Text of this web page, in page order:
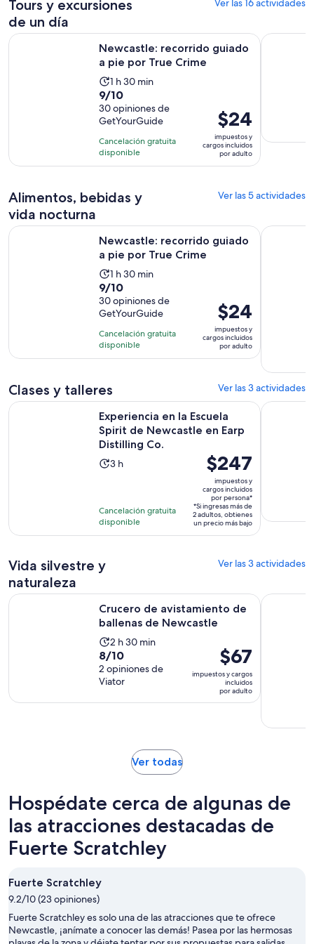
Tours y excursiones
de un día
Ver las 16 actividades
Newcastle: recorrido guiado
a pie por True Crime
La
actividad
dura
1
hora
y
30
1 h 30 min
9.0
de
10
con
30
opiniones
9/10
30 opiniones de
GetYourGuide
Cancelación gratuita
disponible
El
precio
es
de
por
adulto
$24
impuestos y
cargos incluidos
por adulto
Newcastle: recorrido guiado a pie por True CrimeSe abrirá
Un
Alimentos, bebidas y
vida nocturna
Ver las 5 actividades
Newcastle: recorrido guiado
a pie por True Crime
La
actividad
dura
1
hora
y
30
1 h 30 min
9.0
de
10
con
30
opiniones
9/10
30 opiniones de
GetYourGuide
Cancelación gratuita
disponible
El
precio
es
de
por
adulto
$24
impuestos y
cargos incluidos
por adulto
Newcastle: recorrido guiado a pie por True CrimeSe abrirá
Clases y talleres Ver las 3 actividades
Experiencia en la Escuela
Spirit de Newcastle en Earp
Distilling Co.
La
3
horas
3 h
Cancelación gratuita
disponible
El
precio
es
de
$247.
por
$247
impuestos y
cargos incluidos
por persona*
*Si ingresas más de
2 adultos, obtienes
un precio más bajo
Experiencia en la Escuela Spirit de Newcastle en EarpNoche de
Vida silvestre y
naturaleza
Ver las 3 actividades
Crucero de avistamiento de
ballenas de Newcastle
La
actividad
dura
2
horas
minutos
2 h 30 min
8.0
de
10
con
8/10
2 opiniones de
Viator
El
precio
es
de
$67
impuestos y cargos
incluidos
por adulto
Crucero de avistamiento de ballenas de NewcastleSe abrirá
Tour de
Ver todasSe
una
nueva
pestaña
Hospédate cerca de algunas de
las atracciones destacadas de
Fuerte Scratchley
Fuerte Scratchley
9.2/10 (23 opiniones)
Fuerte Scratchley es solo una de las atracciones que te ofrece
Newcastle, ¡anímate a conocer las demás! Pasea por las hermosas